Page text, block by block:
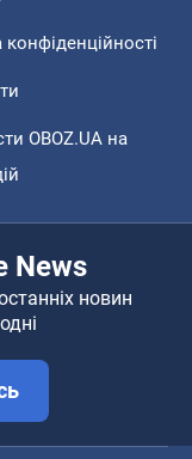
конфіденційності
OBOZ.UA на
News
новин